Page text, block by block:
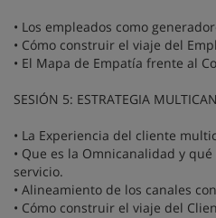
• Los empleados como
• Cómo construir el viaje del
• El Mapa de Empatía frente al
SESIÓN 5: ESTRATEGIA
• La Experiencia del cliente
• Que es la Omnicanalidad y
servicio.
• Alineamiento de los canales
• Cómo construir el viaje del